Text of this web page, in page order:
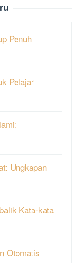
Penuh
Pelajar
Ungkapan
Kata-kata
Otomatis